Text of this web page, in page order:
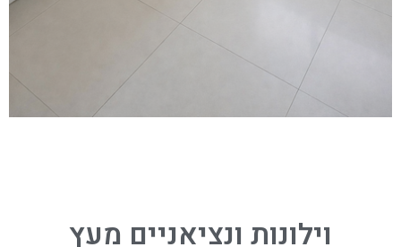
וילונות ונציאניים מעץ